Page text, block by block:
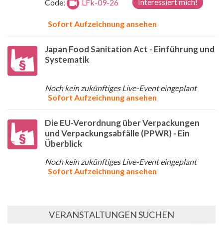
Code: LFk-09-26
Sofort Aufzeichnung ansehen
Japan Food Sanitation Act - Einführung und
Systematik
Noch kein zukünftiges Live-Event eingeplant
Sofort Aufzeichnung ansehen
Die EU-Verordnung über Verpackungen
und Verpackungsabfälle (PPWR) - Ein
Überblick
Noch kein zukünftiges Live-Event eingeplant
Sofort Aufzeichnung ansehen
VERANSTALTUNGEN SUCHEN